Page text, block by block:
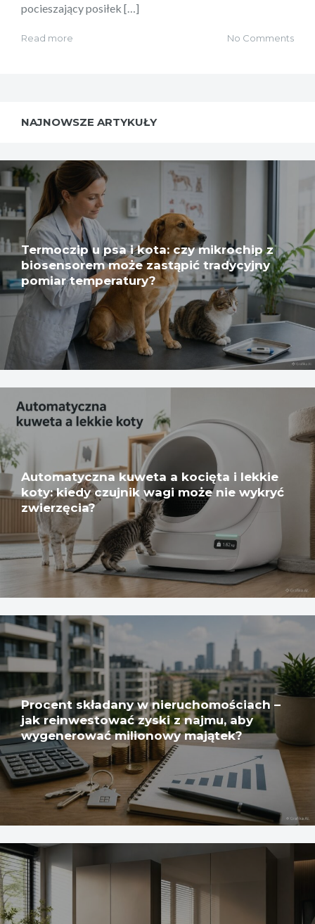
pocieszający posiłek […]
Read more No Comments
NAJNOWSZE ARTYKUŁY
Termoczip u psa i kota: czy mikrochip z
biosensorem może zastąpić tradycyjny
pomiar temperatury?
Automatyczna kuweta a kocięta i lekkie
koty: kiedy czujnik wagi może nie wykryć
zwierzęcia?
Procent składany w nieruchomościach –
jak reinwestować zyski z najmu, aby
wygenerować milionowy majątek?